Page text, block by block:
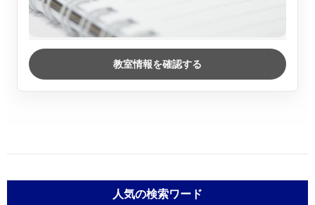
教室情報を確認する
人気の検索ワード